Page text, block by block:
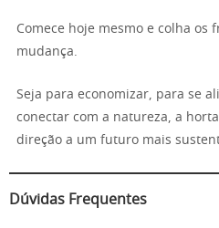
Comece hoje mesmo e colha os
mudança.
Seja para economizar, para se
conectar com a natureza, a
direção a um futuro mais
Dúvidas Frequentes